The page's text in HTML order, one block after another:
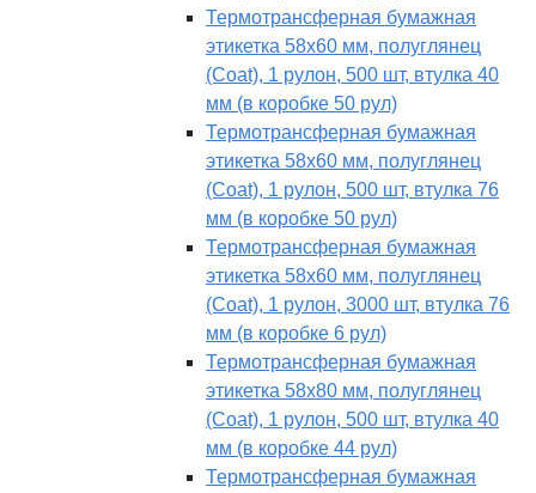
Термотрансферная бумажная
этикетка 58х60 мм, полуглянец
(Coat), 1 рулон, 500 шт, втулка 40
мм (в коробке 50 рул)
Термотрансферная бумажная
этикетка 58х60 мм, полуглянец
(Coat), 1 рулон, 500 шт, втулка 76
мм (в коробке 50 рул)
Термотрансферная бумажная
этикетка 58х60 мм, полуглянец
(Coat), 1 рулон, 3000 шт, втулка 76
мм (в коробке 6 рул)
Термотрансферная бумажная
этикетка 58х80 мм, полуглянец
(Coat), 1 рулон, 500 шт, втулка 40
мм (в коробке 44 рул)
Термотрансферная бумажная